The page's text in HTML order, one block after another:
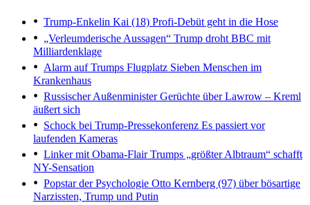
Trump-Enkelin Kai (18) Profi-Debüt geht in die Hose
„Verleumderische Aussagen“ Trump droht BBC mit
Milliardenklage
Alarm auf Trumps Flugplatz Sieben Menschen im
Krankenhaus
Russischer AußenministerGerüchte über Lawrow – Kreml
äußert sich
Schock bei Trump-Pressekonferenz Es passiert vor
laufenden Kameras
Linker mit Obama-FlairTrumps „größter Albtraum“ schafft
NY-Sensation
Popstar der Psychologie Otto Kernberg (97) über bösartige
Narzissten, Trump und Putin